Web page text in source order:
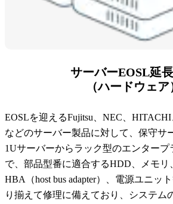
サーバーEOSL延
（ハードウェア
EOSLを迎えるFujitsu、NEC、
などのサーバー製品に対して、保守サ
1Uサーバーからラック型のエンタープ
で、部品型番に適合するHDD、メモリ
HBA（host bus adapter）、電源ユニッ
り揃えて修理に備えており、システム